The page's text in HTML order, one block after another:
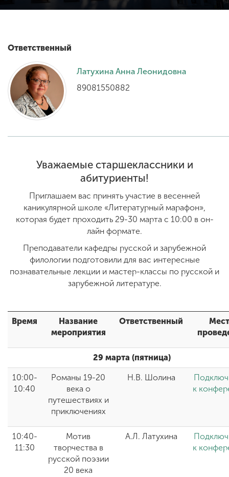
Студенческая жизнь
Сведения об
образовательной
организации
ENG SPN CHI
Приемная
комиссия
+7 (831) 262-26-20
Ответственный
Латухина Анна Леонидовна
89081550882
Уважаемые старшеклассники и
абитуриенты!
Приглашаем вас принять участие в весенней
каникулярной школе «Литературный марафон»,
которая будет проходить 29-30 марта с 10:00 в он-
лайн формате.
Преподаватели кафедры русской и зарубежной
филологии подготовили для вас интересные
познавательные лекции и мастер-классы по русской и
зарубежной литературе.
Время
Название
мероприятия
Ответственный
29 марта (пятница)
10:00-
10:40
Романы 19-20
века о
путешествиях и
приключениях
Н.В. Шолина
к
10:40-
11:30
Мотив
творчества в
русской поэзии
20 века
А.Л. Латухина
к